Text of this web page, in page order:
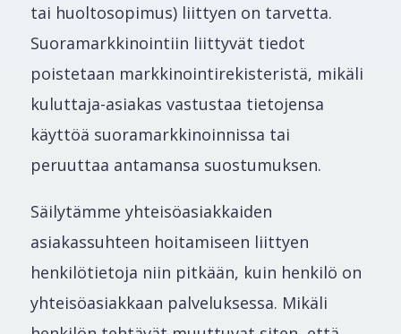
tai huoltosopimus) liittyen on tarvetta.
Suoramarkkinointiin liittyvät tiedot
poistetaan markkinointirekisteristä, mikäli
kuluttaja-asiakas vastustaa tietojensa
käyttöä suoramarkkinoinnissa tai
peruuttaa antamansa suostumuksen.
Säilytämme yhteisöasiakkaiden
asiakassuhteen hoitamiseen liittyen
henkilötietoja niin pitkään, kuin henkilö on
yhteisöasiakkaan palveluksessa. Mikäli